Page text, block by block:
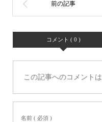
コメント ( 0 )
この記事へのコメントは
名前 ( 必須 )